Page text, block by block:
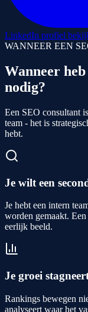
LinkedIn profiel
WANNEER EEN
Wanneer
nodig?
Een SEO consultant
team - het is
hebt.
Je wilt een
Je hebt een intern
worden gemaakt.
eerlijk beeld.
Je groei
Rankings bewegen
analyseert waar het